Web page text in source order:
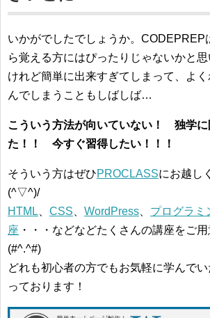
いかがでしたでしょうか。CODEPREP
ら覚える方にはぴったりじゃないかと思
けれど簡単に出来すぎてしまって、よ
んでしまうこともしばしば…
こういう方法が向いていない！ 独学に
た！！ 今すぐ習得したい！！！
そういう方はぜひPROCLASSにお越し
(^▽^)/
HTML
CSS WordPress
プログラミ
座 ・・・などなどたくさんの講座をご用
(#^.^#)
どれも初心者の方でもお気軽に学んで
っております！